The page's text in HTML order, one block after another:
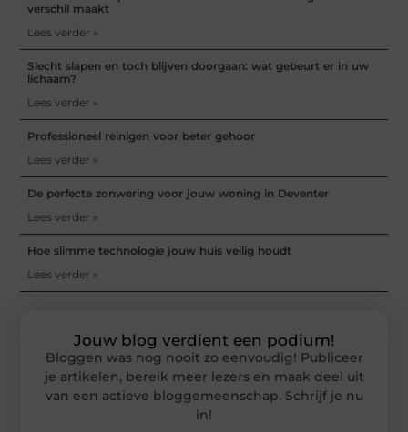
verschil maakt
Lees verder »
Slecht slapen en toch blijven doorgaan: wat gebeurt er in uw
lichaam?
Lees verder »
Professioneel reinigen voor beter gehoor
Lees verder »
De perfecte zonwering voor jouw woning in Deventer
Lees verder »
Hoe slimme technologie jouw huis veilig houdt
Lees verder »
Jouw blog verdient een podium!
Bloggen was nog nooit zo eenvoudig! Publiceer
je artikelen, bereik meer lezers en maak deel uit
van een actieve bloggemeenschap. Schrijf je nu
in!